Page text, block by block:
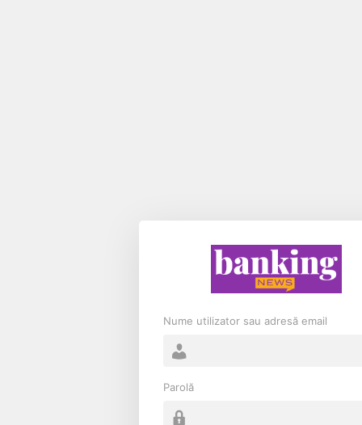
Nume utilizator sau adresă email
Parolă